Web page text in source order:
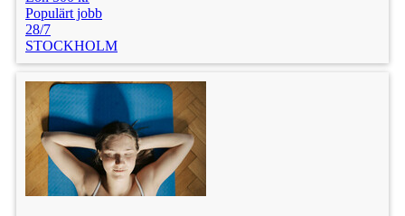
Populärt jobb
28/7
STOCKHOLM